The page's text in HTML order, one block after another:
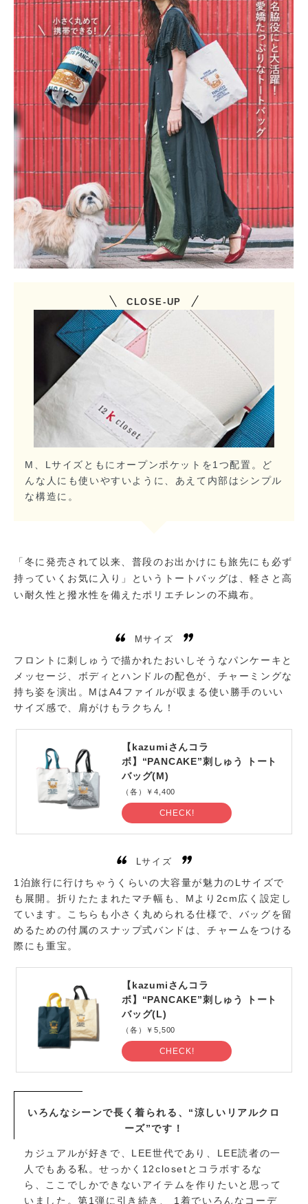
CLOSE-UP
M、Lサイズともにオープンポケットを1つ配置。ど
んな人にも使いやすいように、あえて内部はシンプル
な構造に。
「冬に発売されて以来、普段のお出かけにも旅先にも必ず
持っていくお気に入り」というトートバッグは、軽さと高
い耐久性と撥水性を備えたポリエチレンの不織布。
Mサイズ
フロントに刺しゅうで描かれたおいしそうなパンケーキと
メッセージ、ボディとハンドルの配色が、チャーミングな
持ち姿を演出。MはA4ファイルが収まる使い勝手のいい
サイズ感で、肩がけもラクちん！
【kazumiさんコラ
ボ】“PANCAKE”刺しゅう トート
バッグ(M)
（各）￥4,400
CHECK!
Lサイズ
1泊旅行に行けちゃうくらいの大容量が魅力のLサイズで
も展開。折りたたまれたマチ幅も、Mより2cm広く設定し
ています。こちらも小さく丸められる仕様で、バッグを留
めるための付属のスナップ式バンドは、チャームをつける
際にも重宝。
【kazumiさんコラ
ボ】“PANCAKE”刺しゅう トート
バッグ(L)
（各）￥5,500
CHECK!
いろんなシーンで長く着られる、“涼しいリアルクロ
ーズ”です！
カジュアルが好きで、LEE世代であり、LEE読者の一
人でもある私。せっかく12closetとコラボするな
ら、ここでしかできないアイテムを作りたいと思って
いました。第1弾に引き続き、 1着でいろんなコーデ